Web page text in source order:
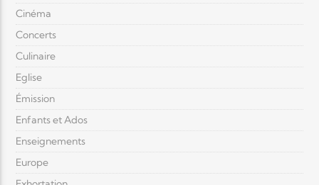
Cinéma
Concerts
Culinaire
Eglise
Émission
Enfants et Ados
Enseignements
Europe